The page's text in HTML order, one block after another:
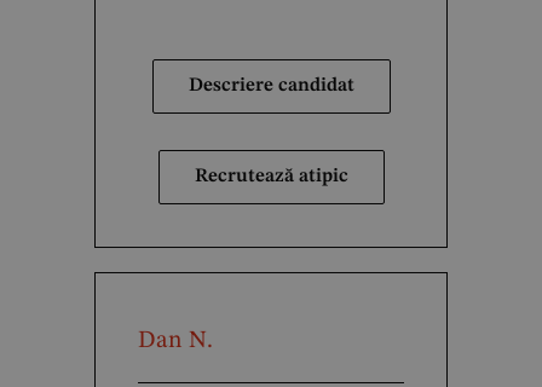
Descriere candidat
Recrutează atipic
Dan N.